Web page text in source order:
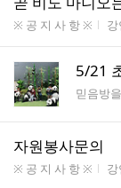
게시판명
※ 공 지 사 항 ※ 작
강
5/21
게시판명
믿음방
자원봉사문의
게시판명
※ 공 지 사 항 ※ 작
강